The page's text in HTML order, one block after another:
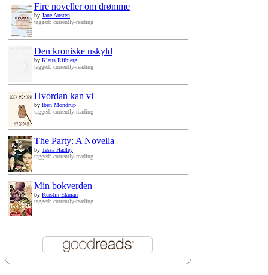
Fire noveller om drømme
by Jane Austen
tagged: currently-reading
Den kroniske uskyld
by Klaus Rifbjerg
tagged: currently-reading
Hvordan kan vi
by Iben Mondrup
tagged: currently-reading
The Party: A Novella
by Tessa Hadley
tagged: currently-reading
Min bokverden
by Kerstin Ekman
tagged: currently-reading